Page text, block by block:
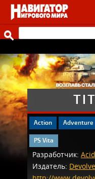
ВИДЕО
СТАТЬИ
ИГРЫ
ПРОЧЕЕ
ИГРЫ ОТ НАШИХ
Action Adventure
PS Vita
Разработчик:
Издатель: